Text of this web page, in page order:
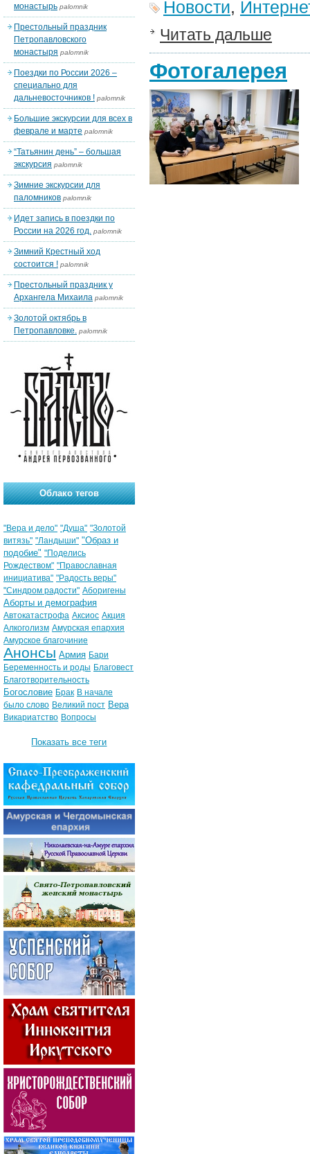
Новости,
Читать дальше
Фотогалерея
монастырь palomnik
Престольный праздник
Петропавловского
монастыря palomnik
Поездки по России 2026 –
специально для
дальневосточников ! palomnik
Большие экскурсии для всех в
феврале и марте palomnik
“Татьянин день” – большая
экскурсия palomnik
Зимние экскурсии для
паломников palomnik
Идет запись в поездки по
России на 2026 год. palomnik
Зимний Крестный ход
состоится ! palomnik
Престольный праздник у
Архангела Михаила palomnik
Золотой октябрь в
Петропавловке. palomnik
Облако тегов
"Вера и дело" "Душа" "Золотой
витязь" "Ландыши" "Образ и
подобие" "Поделись
Рождеством" "Православная
инициатива" "Радость веры"
"Синдром радости" Аборигены
Аборты и демография
Автокатастрофа Аксиос Акция
Алкоголизм Амурская епархия
Амурское благочиние
Анонсы Армия Бари
Беременность и роды Благовест
Благотворительность
Богословие Брак В начале
было слово Великий пост Вера
Викариатство Вопросы
Показать все теги